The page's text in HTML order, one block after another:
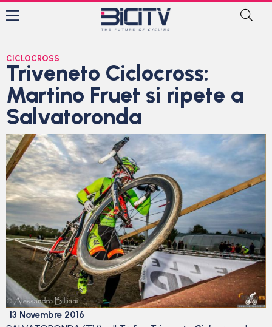
CICLOCROSS
Triveneto Ciclocross:
Martino Fruet si ripete a
Salvatoronda
13 Novembre 2016